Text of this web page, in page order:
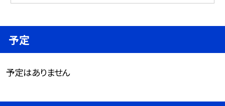
予定
予定はありません